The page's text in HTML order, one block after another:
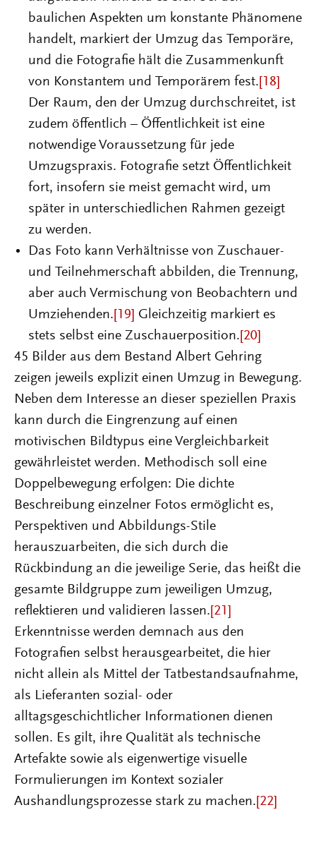
baulichen Aspekten um konstante Phänomene
handelt, markiert der Umzug das Temporäre,
und die Fotografie hält die Zusammenkunft
von Konstantem und Temporärem fest. [18]
Der Raum, den der Umzug durchschreitet, ist
zudem öffentlich – Öffentlichkeit ist eine
notwendige Voraussetzung für jede
Umzugspraxis. Fotografie setzt Öffentlichkeit
fort, insofern sie meist gemacht wird, um
später in unterschiedlichen Rahmen gezeigt
zu werden.
Das Foto kann Verhältnisse von Zuschauer-
und Teilnehmerschaft abbilden, die Trennung,
aber auch Vermischung von Beobachtern und
Umziehenden. [19] Gleichzeitig markiert es
stets selbst eine Zuschauerposition. [20]
45 Bilder aus dem Bestand Albert Gehring
zeigen jeweils explizit einen Umzug in Bewegung.
Neben dem Interesse an dieser speziellen Praxis
kann durch die Eingrenzung auf einen
motivischen Bildtypus eine Vergleichbarkeit
gewährleistet werden. Methodisch soll eine
Doppelbewegung erfolgen: Die dichte
Beschreibung einzelner Fotos ermöglicht es,
Perspektiven und Abbildungs-Stile
herauszuarbeiten, die sich durch die
Rückbindung an die jeweilige Serie, das heißt die
gesamte Bildgruppe zum jeweiligen Umzug,
reflektieren und validieren lassen. [21]
Erkenntnisse werden demnach aus den
Fotografien selbst herausgearbeitet, die hier
nicht allein als Mittel der Tatbestandsaufnahme,
als Lieferanten sozial- oder
alltagsgeschichtlicher Informationen dienen
sollen. Es gilt, ihre Qualität als technische
Artefakte sowie als eigenwertige visuelle
Formulierungen im Kontext sozialer
Aushandlungsprozesse stark zu machen. [22]